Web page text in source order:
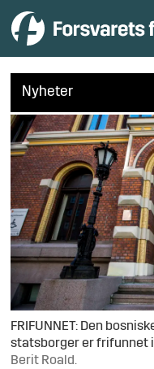
Nyheter
FRIFUNNET: Den
statsborger er frifunnet
Berit Roald.